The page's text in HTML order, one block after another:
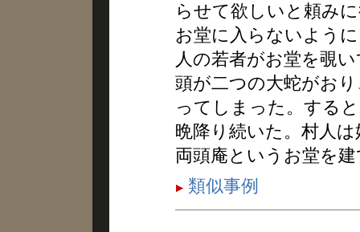
らせて欲しいと頼み
お堂に入らないよう
人の若者がお堂を覗
頭が二つの大蛇がお
ってしまった。する
晩降り続いた。村人
両頭庵というお堂を
類似事例